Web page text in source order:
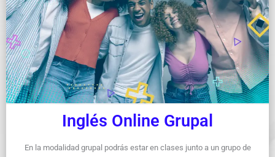
Inglés Online Grupal
En la modalidad grupal podrás estar en clases junto a un grupo de